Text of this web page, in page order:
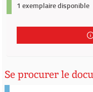
1 exemplaire disponible
Se procurer le